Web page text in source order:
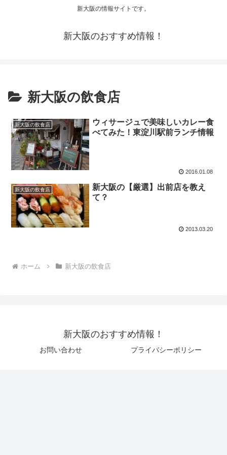
新大阪の情報サイトです。
新大阪のおすすめ情報！
新大阪の飲食店
新大阪の飲食店
ウィサージュで美味しいカレー食
べてみた！東淀川駅前ランチ情報
2016.01.08
新大阪の飲食店
新大阪の【厳選】出前店を教え
て？
2013.03.20
ホーム 新大阪の飲食店
新大阪のおすすめ情報！
お問い合わせ プライバシーポリシー